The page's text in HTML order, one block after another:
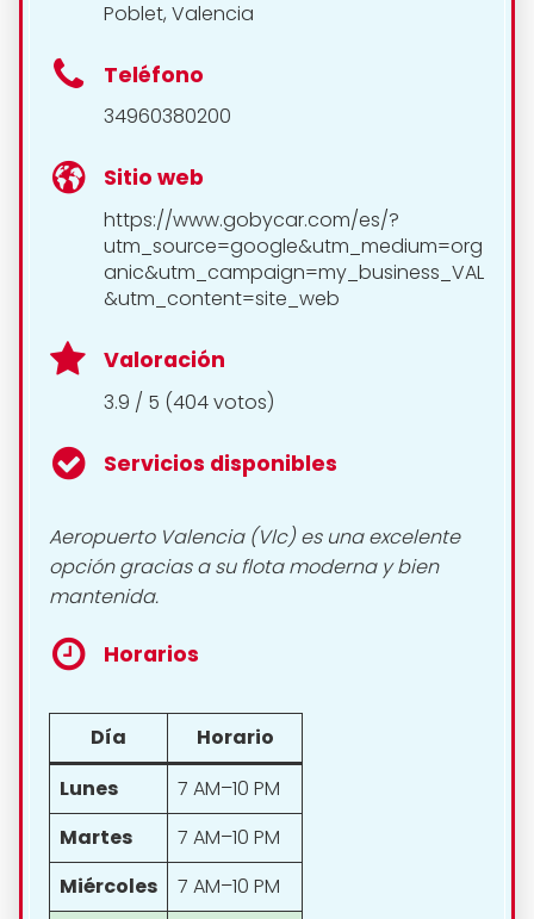
Poblet, Valencia
Teléfono
34960380200
Sitio web
https://www.gobycar.com/es/?
utm_source=google&utm_medium=org
anic&utm_campaign=my_business_VAL
&utm_content=site_web
Valoración
3.9 / 5 (404 votos)
Servicios disponibles
Aeropuerto Valencia (Vlc) es una excelente
opción gracias a su flota moderna y bien
mantenida.
Horarios
Día
Horario
Lunes
7 AM–10 PM
Martes
7 AM–10 PM
Miércoles
7 AM–10 PM